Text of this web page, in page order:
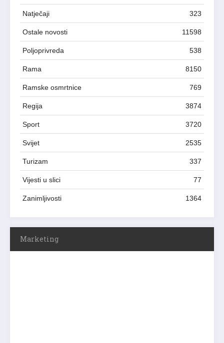
Natječaji 323
Ostale novosti 11598
Poljoprivreda 538
Rama 8150
Ramske osmrtnice 769
Regija 3874
Sport 3720
Svijet 2535
Turizam 337
Vijesti u slici 77
Zanimljivosti 1364
Marketing